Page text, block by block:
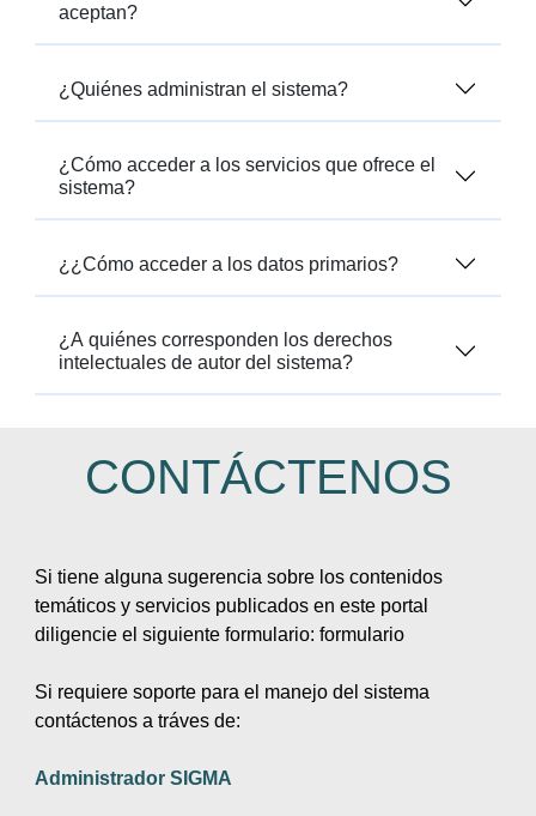
aceptan?
¿Quiénes administran el sistema?
¿Cómo acceder a los servicios que ofrece el
sistema?
¿¿Cómo acceder a los datos primarios?
¿A quiénes corresponden los derechos
intelectuales de autor del sistema?
CONTÁCTENOS
Si tiene alguna sugerencia sobre los contenidos
temáticos y servicios publicados en este portal
diligencie el siguiente formulario: formulario
Si requiere soporte para el manejo del sistema
contáctenos a tráves de:
Administrador SIGMA